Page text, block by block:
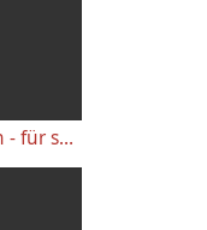
Yoga Schulter Übungen - für starke gesunde Schultern, gegen Schulterschmerzen